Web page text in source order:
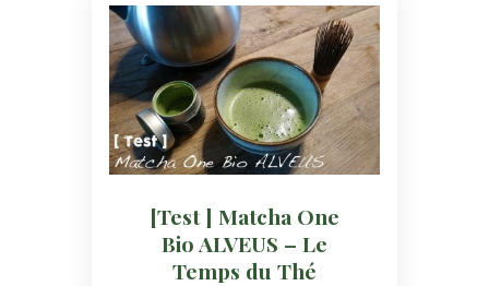
[Test ] Matcha One
Bio ALVEUS – Le
Temps du Thé